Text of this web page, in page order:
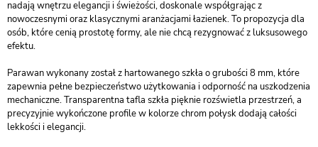
nadają wnętrzu elegancji i świeżości, doskonale współgrając z
nowoczesnymi oraz klasycznymi aranżacjami łazienek. To propozycja dla
osób, które cenią prostotę formy, ale nie chcą rezygnować z luksusowego
efektu.
Parawan wykonany został z hartowanego szkła o grubości 8 mm, które
zapewnia pełne bezpieczeństwo użytkowania i odporność na uszkodzenia
mechaniczne. Transparentna tafla szkła pięknie rozświetla przestrzeń, a
precyzyjnie wykończone profile w kolorze chrom połysk dodają całości
lekkości i elegancji.